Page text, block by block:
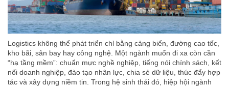
Logistics không thể phát triển chỉ bằng cảng biển, đường cao tốc,
kho bãi, sân bay hay công nghệ. Một ngành muốn đi xa còn cần
“hạ tầng mềm”: chuẩn mực nghề nghiệp, tiếng nói chính sách, kết
nối doanh nghiệp, đào tạo nhân lực, chia sẻ dữ liệu, thúc đẩy hợp
tác và xây dựng niềm tin. Trong hệ sinh thái đó, hiệp hội ngành